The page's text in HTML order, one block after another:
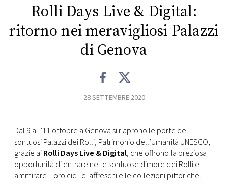
MONACO
RMC
Rolli Days Live & Digital:
ritorno nei meravigliosi Palazzi
di Genova
28 SETTEMBRE 2020
Dal 9 all’11 ottobre a Genova si riaprono le porte dei
sontuosi Palazzi dei Rolli, Patrimonio dell’Umanità UNESCO,
grazie aiRolli Days Live & Digital, che offrono la preziosa
opportunità di entrare nelle sontuose dimore dei Rolli e
ammirare i loro cicli di affreschi e le collezioni pittoriche.